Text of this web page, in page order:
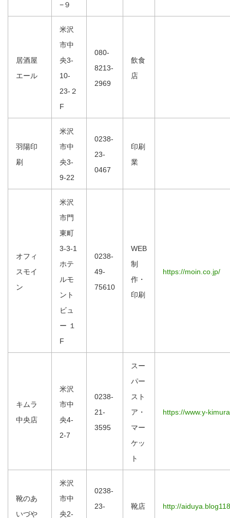
−９
居酒屋
エール
米沢
市中
央3-
10-
23-２
F
080-
8213-
2969
飲食
店
羽陽印
刷
米沢
市中
央3-
9-22
0238-
23-
0467
印刷
業
オフィ
スモイ
ン
米沢
市門
東町
3-3-1
ホテ
ルモ
ント
ビュ
ー １
F
0238-
49-
75610
WEB
制
作・
印刷
https://moin.co.jp/
キムラ
中央店
米沢
市中
央4-
2-7
0238-
21-
3595
スー
パー
スト
ア・
マー
ケッ
ト
https://www.y-
靴のあ
いづや
米沢
市中
央2-
0238-
23-
靴店 http://